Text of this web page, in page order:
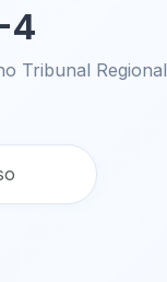
4
Tribunal Regional